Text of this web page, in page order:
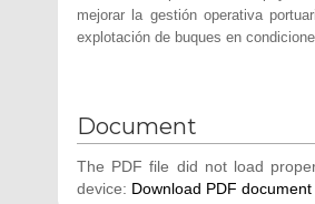
mejorar la gestión operativa
explotación de buques en
Document
The PDF file did not load
device: Download PDF document